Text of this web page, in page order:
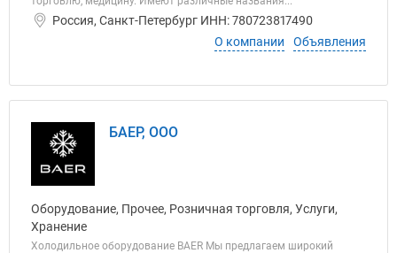
Россия, Санкт-Петербург ИНН: 780723817490
О компании
Объявления
БАЕР, ООО
Оборудование, Прочее, Розничная торговля, Услуги,
Хранение
Холодильное оборудование BAER Мы предлагаем широкий